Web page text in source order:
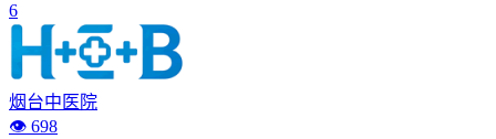
6
烟台中医院
👁️ 698